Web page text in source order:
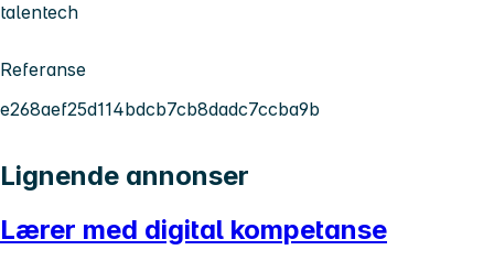
talentech
Referanse
e268aef25d114bdcb7cb8dadc7ccba9b
Lignende annonser
Lærer med digital kompetanse